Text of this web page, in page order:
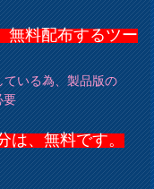
料配布するツー
ている為、製品版の
要
、無料です。